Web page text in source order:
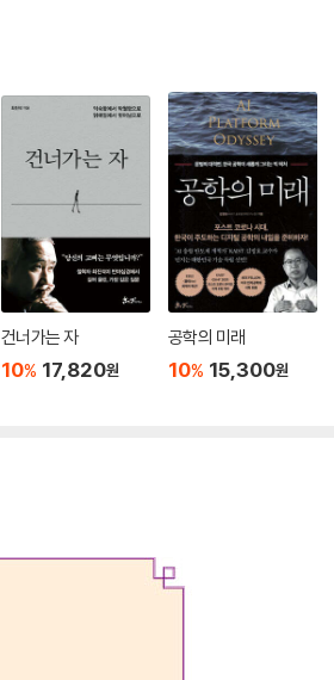
건너가는 자
10% 17,820원
공학의 미래
10% 15,300원